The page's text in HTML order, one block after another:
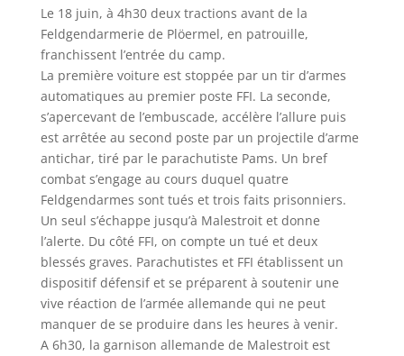
Le 18 juin, à 4h30 deux tractions avant de la
Feldgendarmerie de Plöermel, en patrouille,
franchissent l’entrée du camp.
La première voiture est stoppée par un tir d’armes
automatiques au premier poste FFI. La seconde,
s’apercevant de l’embuscade, accélère l’allure puis
est arrêtée au second poste par un projectile d’arme
antichar, tiré par le parachutiste Pams. Un bref
combat s’engage au cours duquel quatre
Feldgendarmes sont tués et trois faits prisonniers.
Un seul s’échappe jusqu’à Malestroit et donne
l’alerte. Du côté FFI, on compte un tué et deux
blessés graves. Parachutistes et FFI établissent un
dispositif défensif et se préparent à soutenir une
vive réaction de l’armée allemande qui ne peut
manquer de se produire dans les heures à venir.
A 6h30, la garnison allemande de Malestroit est